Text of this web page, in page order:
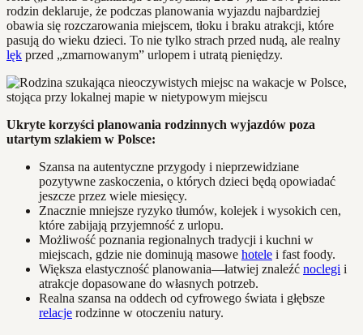
rodzin deklaruje, że podczas planowania wyjazdu najbardziej
obawia się rozczarowania miejscem, tłoku i braku atrakcji, które
pasują do wieku dzieci. To nie tylko strach przed nudą, ale realny
lęk przed „zmarnowanym” urlopem i utratą pieniędzy.
Ukryte korzyści planowania rodzinnych wyjazdów poza
utartym szlakiem w Polsce:
Szansa na autentyczne przygody i nieprzewidziane
pozytywne zaskoczenia, o których dzieci będą opowiadać
jeszcze przez wiele miesięcy.
Znacznie mniejsze ryzyko tłumów, kolejek i wysokich cen,
które zabijają przyjemność z urlopu.
Możliwość poznania regionalnych tradycji i kuchni w
miejscach, gdzie nie dominują masowe hotele i fast foody.
Większa elastyczność planowania—łatwiej znaleźć noclegi i
atrakcje dopasowane do własnych potrzeb.
Realna szansa na oddech od cyfrowego świata i głębsze
relacje rodzinne w otoczeniu natury.